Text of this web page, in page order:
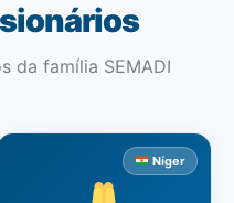
da família SEMADI
Níger